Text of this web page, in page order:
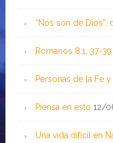
“Nos son de Dios”,
Romanos 8:1, 37-39
Personas de la Fe
Piensa en esto 12/
Una vida difícil en